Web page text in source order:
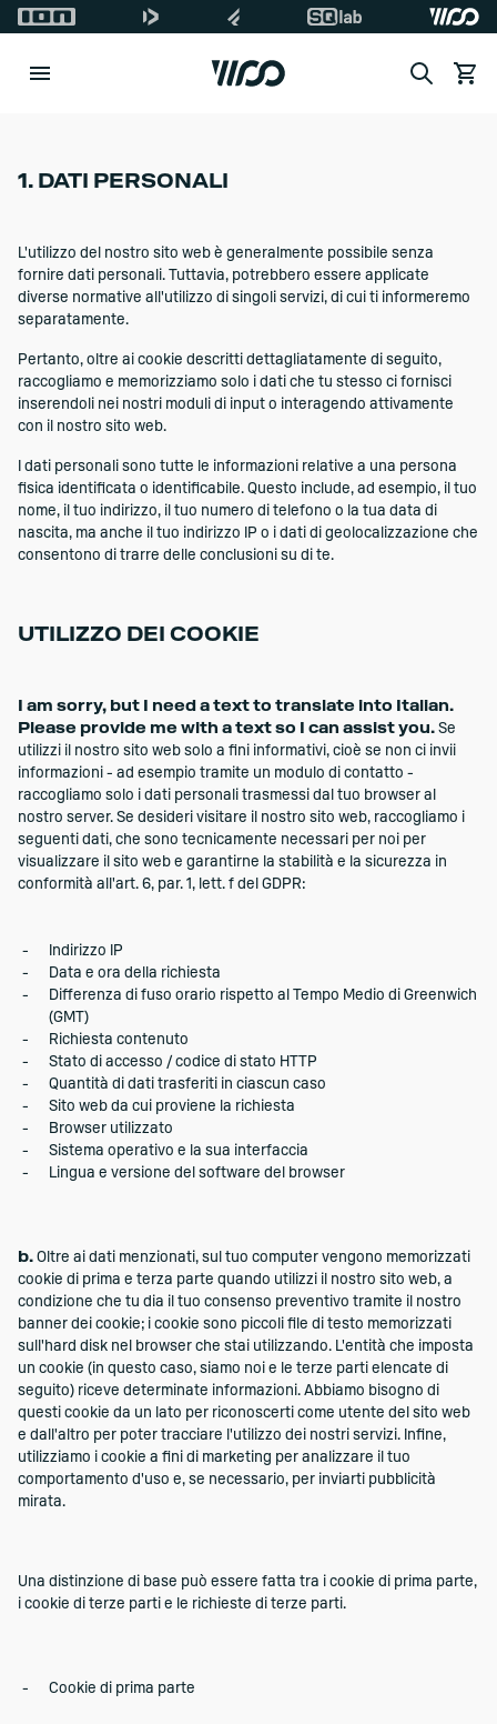
Search
Vedi
1. DATI PERSONALI
L'utilizzo del nostro sito web è generalmente possibile senza
fornire dati personali. Tuttavia, potrebbero essere applicate
diverse normative all'utilizzo di singoli servizi, di cui ti informeremo
separatamente.
Pertanto, oltre ai cookie descritti dettagliatamente di seguito,
raccogliamo e memorizziamo solo i dati che tu stesso ci fornisci
inserendoli nei nostri moduli di input o interagendo attivamente
con il nostro sito web.
I dati personali sono tutte le informazioni relative a una persona
fisica identificata o identificabile. Questo include, ad esempio, il tuo
nome, il tuo indirizzo, il tuo numero di telefono o la tua data di
nascita, ma anche il tuo indirizzo IP o i dati di geolocalizzazione che
consentono di trarre delle conclusioni su di te.
UTILIZZO DEI COOKIE
I am sorry, but I need a text to translate into Italian.
Please provide me with a text so I can assist you. Se
utilizzi il nostro sito web solo a fini informativi, cioè se non ci invii
informazioni - ad esempio tramite un modulo di contatto -
raccogliamo solo i dati personali trasmessi dal tuo browser al
nostro server. Se desideri visitare il nostro sito web, raccogliamo i
seguenti dati, che sono tecnicamente necessari per noi per
visualizzare il sito web e garantirne la stabilità e la sicurezza in
conformità all'art. 6, par. 1, lett. f del GDPR:
Indirizzo IP
Data e ora della richiesta
Differenza di fuso orario rispetto al Tempo Medio di Greenwich
(GMT)
Richiesta contenuto
Stato di accesso / codice di stato HTTP
Quantità di dati trasferiti in ciascun caso
Sito web da cui proviene la richiesta
Browser utilizzato
Sistema operativo e la sua interfaccia
Lingua e versione del software del browser
b. Oltre ai dati menzionati, sul tuo computer vengono memorizzati
cookie di prima e terza parte quando utilizzi il nostro sito web, a
condizione che tu dia il tuo consenso preventivo tramite il nostro
banner dei cookie; i cookie sono piccoli file di testo memorizzati
sull'hard disk nel browser che stai utilizzando. L'entità che imposta
un cookie (in questo caso, siamo noi e le terze parti elencate di
seguito) riceve determinate informazioni. Abbiamo bisogno di
questi cookie da un lato per riconoscerti come utente del sito web
e dall'altro per poter tracciare l'utilizzo dei nostri servizi. Infine,
utilizziamo i cookie a fini di marketing per analizzare il tuo
comportamento d'uso e, se necessario, per inviarti pubblicità
mirata.
Una distinzione di base può essere fatta tra i cookie di prima parte,
i cookie di terze parti e le richieste di terze parti.
Cookie di prima parte